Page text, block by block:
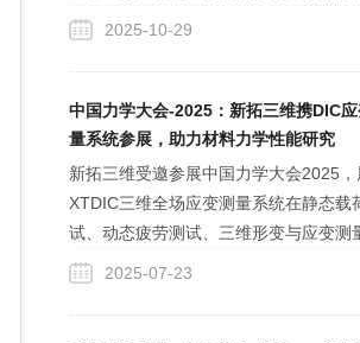
能测试、半导体器件热学（翘曲、CTE
2025-10-29
中国力学大会-2025：新拓三维携DIC应
量系统参展，助力材料力学性能研究
新拓三维受邀参展中国力学大会2025，
XTDIC三维全场应变测量系统在静态载
试、动态疲劳测试、三维形变与应变测
域的应用，DIC技术为科研人员进行各类
2025-07-23